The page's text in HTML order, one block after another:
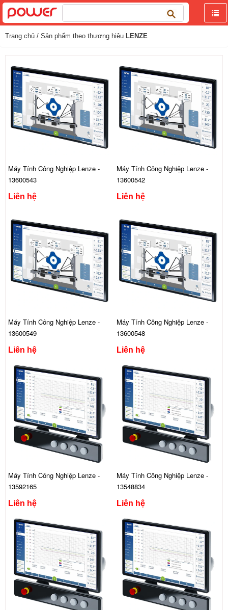
Tìm
kiếm
Trang chủ / Sản phẩm theo thương hiệu LENZE
Máy Tính Công Nghiệp Lenze -
13600543
Liên hệ
Máy Tính Công Nghiệp Lenze -
13600542
Liên hệ
Máy Tính Công Nghiệp Lenze -
13600549
Liên hệ
Máy Tính Công Nghiệp Lenze -
13600548
Liên hệ
Máy Tính Công Nghiệp Lenze -
13592165
Liên hệ
Máy Tính Công Nghiệp Lenze -
13548834
Liên hệ